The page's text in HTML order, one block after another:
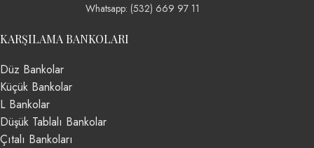
Whatsapp: (532) 669 97 11
KARŞILAMA BANKOLARI
Düz Bankolar
Küçük Bankolar
L Bankolar
Düşük Tablalı Bankolar
Çıtalı Bankoları